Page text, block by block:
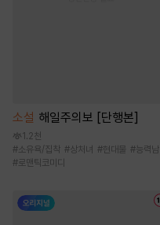
소설 해일주의보 [단행본]
1.2천
#소유욕/집착 #상처녀 #현대물 #능력남
#로맨틱코미디